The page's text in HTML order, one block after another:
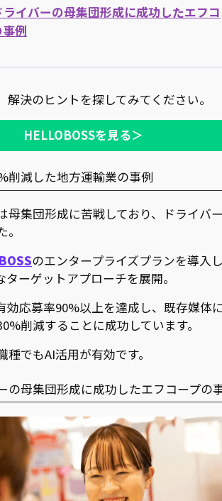
イバーの母集団形成に成功したエフコ
例
解決のヒントを探してみてください。
HELLOBOSSを見る＞
削減した地方運輸業の事例
母集団形成に苦戦しており、ドライバ
のエンタープライズプランを導入
ターゲットアプローチを展開。
効応募率90%以上を達成し、既存媒体
削減することに成功しています。
種でもAI活用が有効です。
の母集団形成に成功したエフコープの